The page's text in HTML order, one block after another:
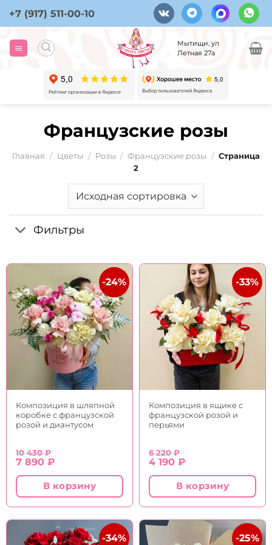
Skip
content
+7 (917) 511-00-10
Мытищи, ул
Летная 27а
Французские розы
Главная / Цветы / Розы / Французские розы / Страница
2
Фильтры
-24%
Композиция в шляпной
коробке с французской
розой и диантусом
10 430₽
Первоначальная
составляла
430 ₽.
7 890 ₽
Текущая
7
890 ₽.В корзину
-33%
Композиция в ящике с
французской розой и
перьями
6 220₽
Первоначальная
составляла
220 ₽.
4 190 ₽
Текущая
4
В корзину
-34% -25%